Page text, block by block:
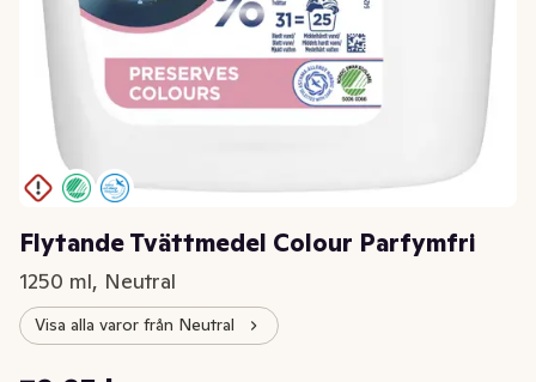
Flytande Tvättmedel Colour Parfymfri
1250 ml, Neutral
Visa alla varor från Neutral
Styckpris: 2,58 kr /tvätt